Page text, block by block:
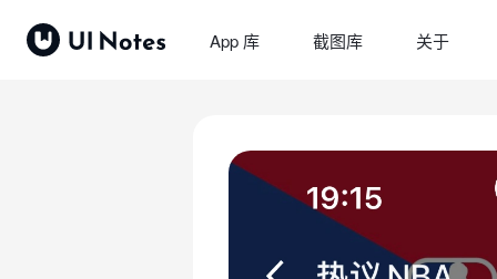
App 库 截图库 关于